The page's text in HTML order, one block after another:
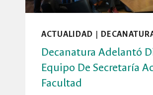
ACTUALIDAD |
Decanatura Adelantó
Equipo De Secretaría
Facultad